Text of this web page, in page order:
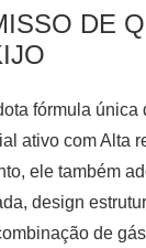
DE
fórmula única
ativo com Alta
ele também
design
de